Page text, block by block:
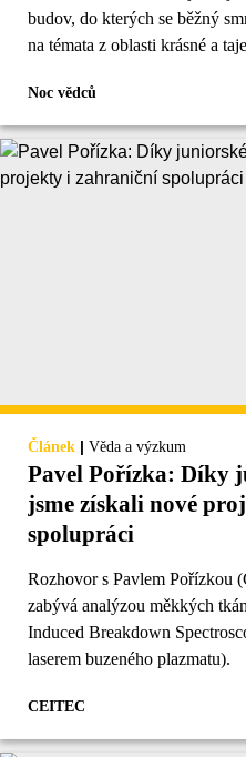
budov, do kterých se běžný
na témata z oblasti krásné a
Noc vědců
Článek | Věda a výzkum
Pavel Pořízka: Díky
jsme získali nové
spolupráci
Rozhovor s Pavlem Pořízkou
zabývá analýzou měkkých
Induced Breakdown
laserem buzeného plazmatu).
CEITEC